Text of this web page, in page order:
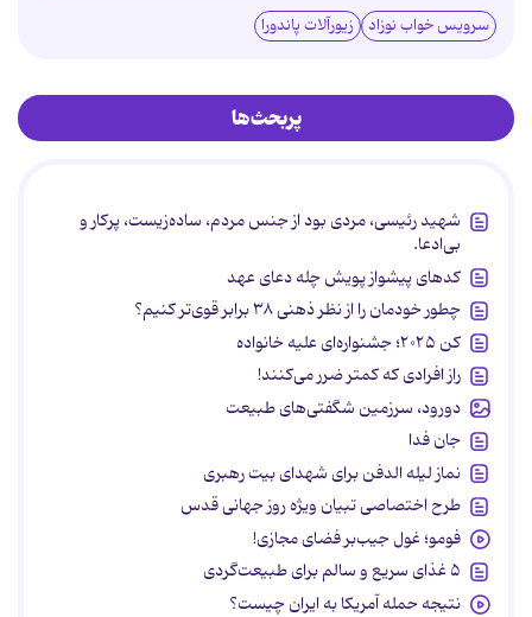
سرویس خواب نوزاد زیورآلات پاندورا
پربحث‌ها
شهید رئیسی، مردی بود از جنس مردم، ساده‌زیست، پرکار و
بی‌ادعا.
کدهای پیشواز پویش چله دعای عهد
چطور خودمان را از نظر ذهنی ۳۸ برابر قوی‌تر کنیم؟
کن ۲۰۲۵؛ جشنواره‌ای علیه خانواده
راز افرادی که کمتر ضرر می‌کنند!
دورود، سرزمین شگفتی‌های طبیعت
جان فدا
نماز لیله الدفن برای شهدای بیت رهبری
طرح اختصاصی تبیان ویژه روز جهانی قدس
فومو؛ غول جیب‌بر فضای مجازی!
۵ غذای سریع و سالم برای طبیعت‌گردی
نتیجه حمله آمریکا به ایران چیست؟